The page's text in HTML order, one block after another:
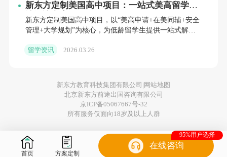
研究领域：接受所有学科领域的原创研
究。
准，并被多所大学图书馆和学术研究机构收
The High School Journal
新东方定制美国高中项目：一站式美高留学申
请解决方案
新东方定制美国高中项目，以“美高申请+在美同辅+安全
管理+大学规划”为核心，为低龄留学生提供一站式解决
助力学生平
留学资讯 2026.03.26
新东方教育科技集团有限公司| 网站地图
北京新东方前途出国咨询有限公司
京ICP备05067667号-32
所有服务仅面向18岁及以上人群
首页 方案定制
在线咨询
95%用户选择